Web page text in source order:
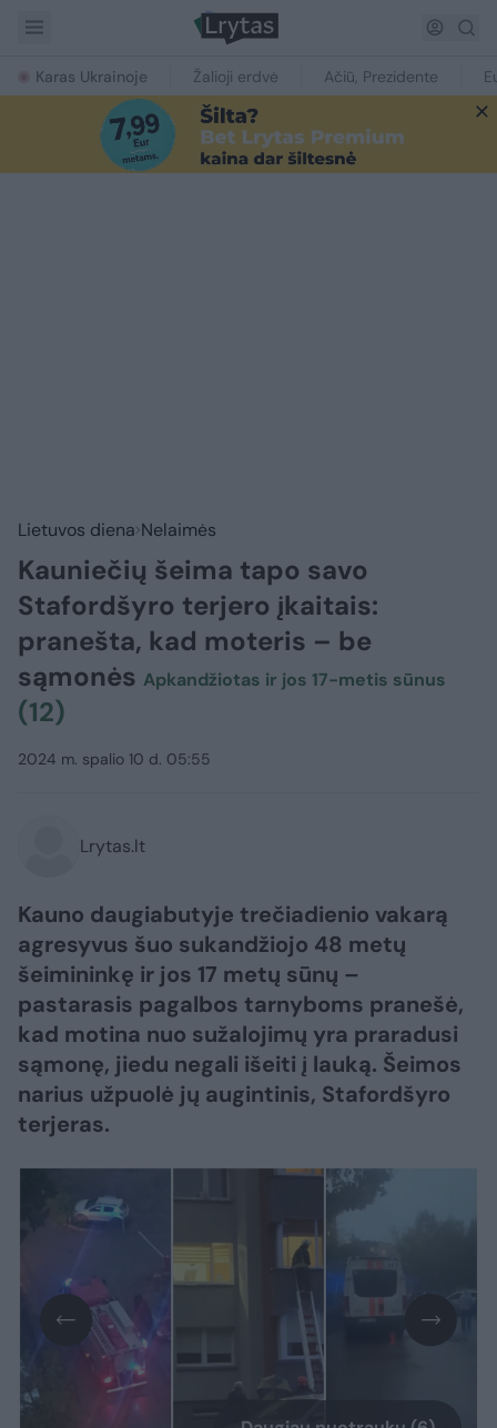
Karas Ukrainoje Žalioji erdvė Ačiū, Prezidente
Lietuvos diena Nelaimės
Kauniečių šeima tapo savo
Stafordšyro terjero įkaitais:
pranešta, kad moteris – be
sąmonės Apkandžiotas ir jos 17-metis sūnus
(12)
2024 m. spalio 10 d. 05:55
Lrytas.lt
Kauno daugiabutyje trečiadienio vakarą
agresyvus šuo sukandžiojo 48 metų
šeimininkę ir jos 17 metų sūnų –
pastarasis pagalbos tarnyboms pranešė,
kad motina nuo sužalojimų yra praradusi
sąmonę, jiedu negali išeiti į lauką. Šeimos
narius užpuolė jų augintinis, Stafordšyro
terjeras.